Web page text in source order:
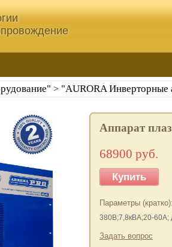
> "AURORA Инверторные
Аппарат
68900 руб.
Купить
Параметры (кратко):
380В;7,8кВА;20-60А;
Задать вопрос